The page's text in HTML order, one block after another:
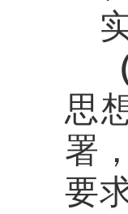
思
署
要